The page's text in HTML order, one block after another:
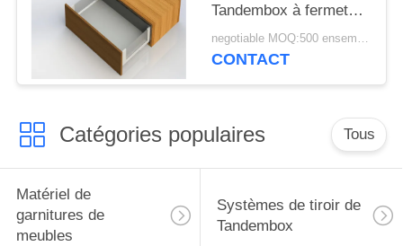
Tandembox à fermeture
amortie Tiroir de
cuisine mince sans
negotiable MOQ:500 ensembles
CONTACT
Catégories populaires Tous
Matériel de
garnitures de
meubles
Systèmes de tiroir de
Tandembox